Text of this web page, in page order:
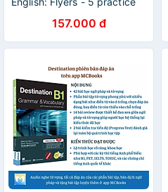
157.000 đ